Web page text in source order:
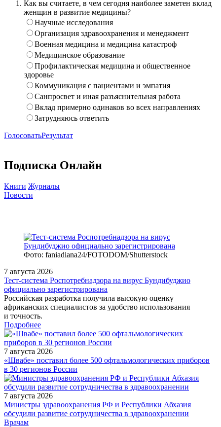
Как вы считаете, в чем сегодня наиболее заметен вклад
женщин в развитие медицины?
Научные исследования
Организация здравоохранения и менеджмент
Военная медицина и медицина катастроф
Медицинское образование
Профилактическая медицина и общественное
здоровье
Коммуникация с пациентами и эмпатия
Санпросвет и иная разъяснительная работа
Вклад примерно одинаков во всех направлениях
Затрудняюсь ответить
ГолосоватьРезультат
Подписка Онлайн
Книги Журналы
Новости
Фото: faniadiana24/FOTODOM/Shutterstock
7 августа 2026
Тест‑система Роспотребнадзора на вирус Бундибуджио
официально зарегистрирована
Российская разработка получила высокую оценку
африканских специалистов за удобство использования
и точность.
Подробнее
7 августа 2026
«Швабе» поставил более 500 офтальмологических приборов
в 30 регионов России
7 августа 2026
Министры здравоохранения РФ и Республики Абхазия
обсудили развитие сотрудничества в здравоохранении
/measures/Vserossiyskaya-nauchno-prakticheskaya-konferentsiya-
Врачам